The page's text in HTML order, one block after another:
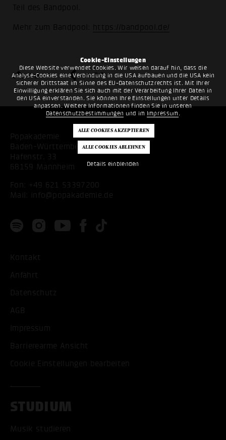
Cookie-Einstellungen
Diese Website verwendet Cookies. Wir weisen darauf hin, dass die
Analyse-Cookies eine Verbindung in die USA aufbauen und die USA kein
sicherer Drittstaat im Sinne des EU-Datenschutzrechts ist. Mit Ihrer
Einwilligung erklären Sie sich auch mit der Verarbeitung Ihrer Daten in
den USA einverstanden. Sie können Ihre Einstellungen unter Details
anpassen. Weitere Informationen finden Sie in unseren
Datenschutzbestimmungen und im Impressum .
Details einblenden
Teil des Bandpool.
Mehr zum Bandpool: https://bandpool.de/
top zurück
Popakademie
Baden-Württemberg
Hafenstr. 33
68159 Mannheim
Fon:
+49 621 53397200
Mail:
info@popakademie.de
Kontakt
Anfahrt
Datenschutz
AGB
Impressum
Barrierearme Ansicht
Cookie Einstellungen bearbeiten
STUDIUM
Musik studieren